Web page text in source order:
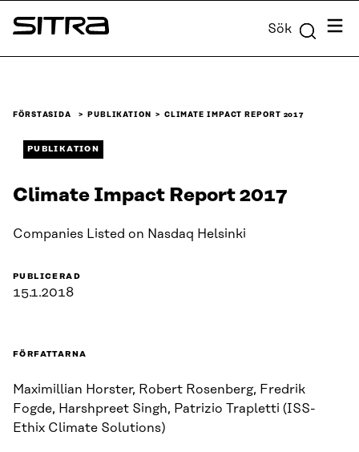
Skip to
content
Sitra Sök Meny
FÖRSTASIDA PUBLIKATION CLIMATE IMPACT REPORT 2017
PUBLIKATION
Climate Impact Report 2017
Companies Listed on Nasdaq Helsinki
PUBLICERAD
15.1.2018
FÖRFATTARNA
Maximillian Horster, Robert Rosenberg, Fredrik
Fogde, Harshpreet Singh, Patrizio Trapletti (ISS-
Ethix Climate Solutions)